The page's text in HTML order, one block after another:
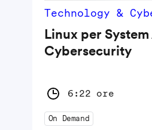
Technology &
Linux per
Cybersecurity
6:22 ore
On Demand